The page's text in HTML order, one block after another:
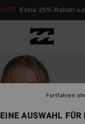
Extra 25% Rabatt
AUSWAHL FÜR
Fortfahren